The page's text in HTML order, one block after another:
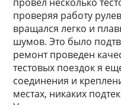
проверяя работу
вращался легко и
шумов. Это было
ремонт проведен
тестовых поездок я
соединения и
местах, никаких